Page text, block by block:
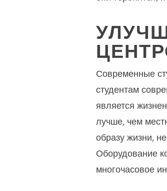
Современные
студентам
является
лучше, чем
образу жизни,
Оборудование
многочасовое